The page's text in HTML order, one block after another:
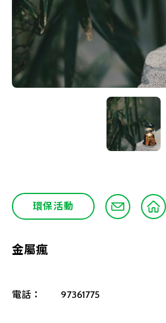
環保活動
金屬瘋
電話： 97361775